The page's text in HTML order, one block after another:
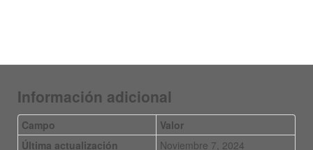
Información adicional
Campo
Valor
Última actualización
Noviembre 7, 2024